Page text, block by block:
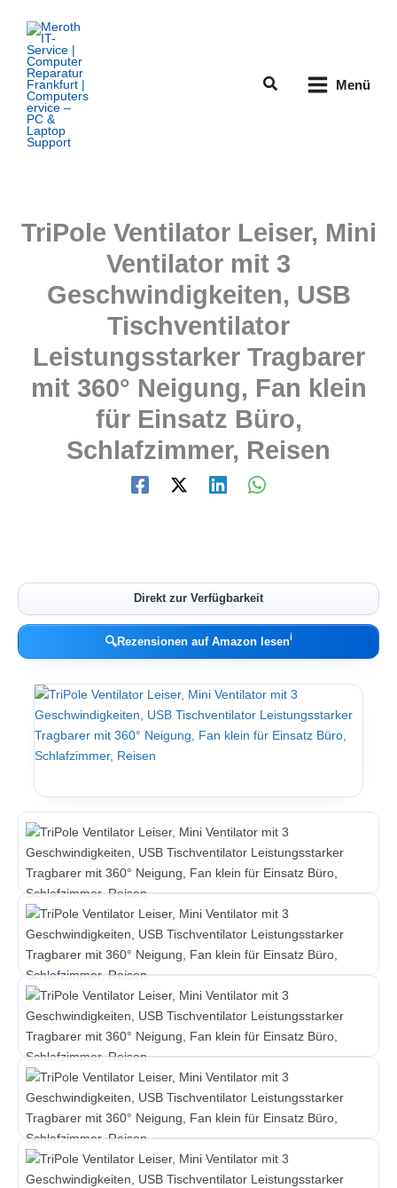
Inhalt
springen
Suchen Menü
TriPole Ventilator Leiser, Mini
Ventilator mit 3
Geschwindigkeiten, USB
Tischventilator
Leistungsstarker Tragbarer
mit 360° Neigung, Fan klein
für Einsatz Büro,
Schlafzimmer, Reisen
Direkt zur Verfügbarkeit
🔍Rezensionen auf Amazon lesenℹ︎